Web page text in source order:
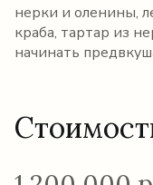
нерки и оленины,
краба, тартар из
начинать